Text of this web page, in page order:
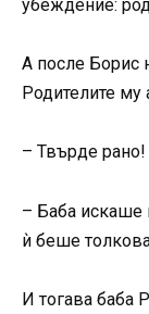
убеждение:
А после Борис
Родителите му
– Твърде рано!
– Баба искаше
ѝ беше
И тогава баба